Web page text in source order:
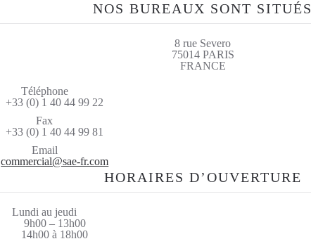
NOS BUREAUX SONT SITUÉS
8 rue Severo
75014 PARIS
FRANCE
Téléphone
+33 (0) 1 40 44 99 22
Fax
+33 (0) 1 40 44 99 81
Email
commercial@sae-fr.com
HORAIRES D’OUVERTURE
Lundi au jeudi
9h00 – 13h00
14h00 à 18h00